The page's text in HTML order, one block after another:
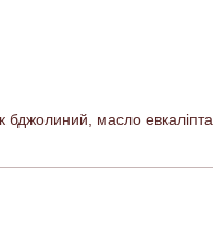
бджолиний, масло евкаліпта